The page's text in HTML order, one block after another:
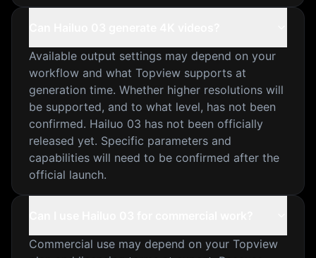
Available output settings may depend on your
workflow and what Topview supports at
generation time. Whether higher resolutions will
be supported, and to what level, has not been
confirmed. Hailuo 03 has not been officially
released yet. Specific parameters and
capabilities will need to be confirmed after the
official launch.
Commercial use may depend on your Topview